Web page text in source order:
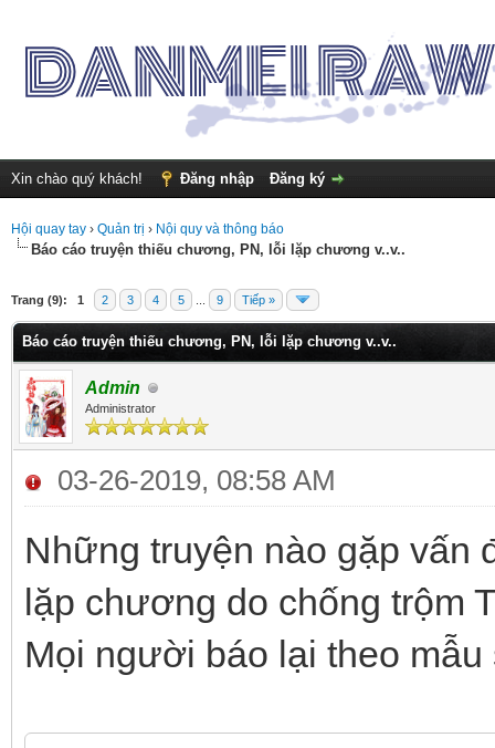
Xin chào quý khách! Đăng nhập Đăng ký
Hội quay tay › Quản trị › Nội quy và thông báo
Báo cáo truyện thiếu chương, PN, lỗi lặp chương v..v..
Trang (9): 1 2 3 4 5 9 Tiếp »
Báo cáo truyện thiếu chương, PN, lỗi lặp chương v..v..
Admin
Administrator
03-26-2019, 08:58 AM
Những truyện nào gặp vấn
lặp chương do chống trộm
Mọi người báo lại theo